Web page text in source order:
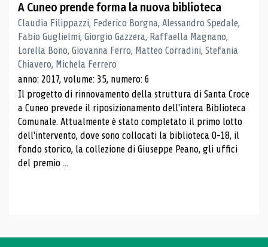
A Cuneo prende forma la nuova biblioteca
Claudia Filippazzi, Federico Borgna, Alessandro Spedale,
Fabio Guglielmi, Giorgio Gazzera, Raffaella Magnano,
Lorella Bono, Giovanna Ferro, Matteo Corradini, Stefania
Chiavero, Michela Ferrero
anno: 2017, volume: 35, numero: 6
Il progetto di rinnovamento della struttura di Santa Croce
a Cuneo prevede il riposizionamento dell'intera Biblioteca
Comunale. Attualmente è stato completato il primo lotto
dell'intervento, dove sono collocati la biblioteca 0-18, il
fondo storico, la collezione di Giuseppe Peano, gli uffici
del premio ...